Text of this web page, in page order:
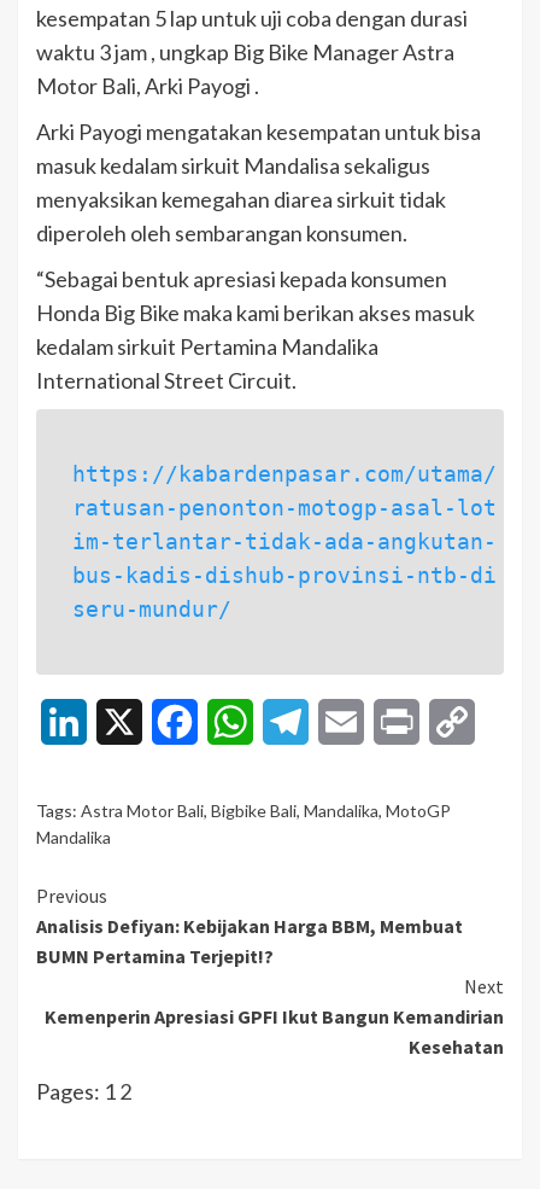
kesempatan 5 lap untuk uji coba dengan durasi
waktu 3 jam , ungkap Big Bike Manager Astra
Motor Bali, Arki Payogi .
Arki Payogi mengatakan kesempatan untuk bisa
masuk kedalam sirkuit Mandalisa sekaligus
menyaksikan kemegahan diarea sirkuit tidak
diperoleh oleh sembarangan konsumen.
“Sebagai bentuk apresiasi kepada konsumen
Honda Big Bike maka kami berikan akses masuk
kedalam sirkuit Pertamina Mandalika
International Street Circuit.
https://kabardenpasar.com/utama/
ratusan-penonton-motogp-asal-lot
im-terlantar-tidak-ada-angkutan-
bus-kadis-dishub-provinsi-ntb-di
seru-mundur/
LinkedIn FacebookWhatsAppTelegramEmail Print
Tags: Astra Motor Bali, Bigbike Bali, Mandalika, MotoGP
Mandalika
Continue
Reading
Previous
Analisis Defiyan: Kebijakan Harga BBM, Membuat
BUMN Pertamina Terjepit!?
Next
Kemenperin Apresiasi GPFI Ikut Bangun Kemandirian
Kesehatan
Pages: 12